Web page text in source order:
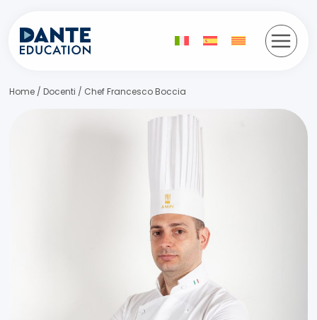
contingut
Home /Docenti / Chef Francesco Boccia